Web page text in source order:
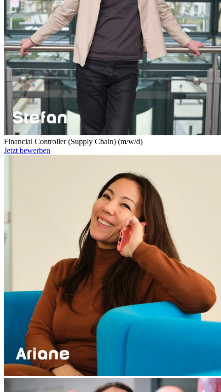
Financial Controller (Supply Chain) (m/w/d)
Jetzt bewerben